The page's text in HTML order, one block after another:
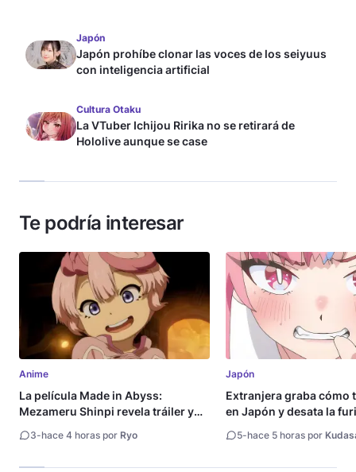
Japón
Japón prohíbe clonar las voces de los seiyuus
con inteligencia artificial
Cultura Otaku
La VTuber Ichijou Ririka no se retirará de
Hololive aunque se case
Te podría interesar
Anime
La película Made in Abyss:
Mezameru Shinpi revela tráiler y
3-hace 4 horas por Ryo
Japón
Extranjera graba cómo
en Japón y desata la
5-hace 5 horas por